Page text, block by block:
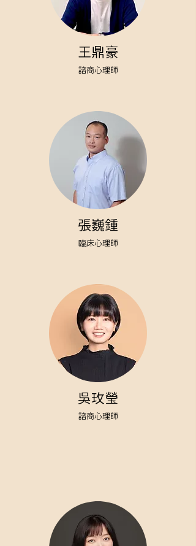
王鼎豪
諮商心理師
​張巍鍾
臨床心理師
吳玫瑩
諮商心理師